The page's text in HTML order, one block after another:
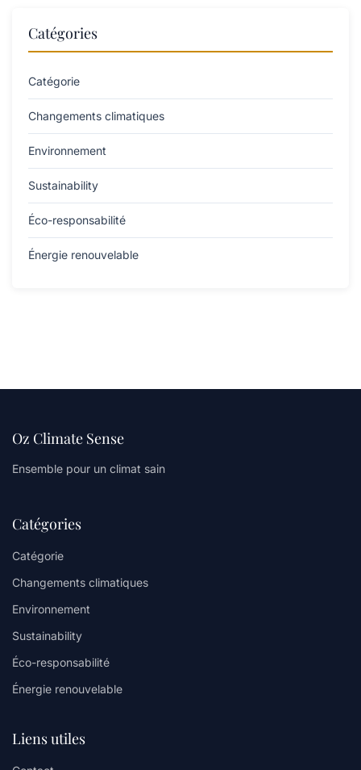
Catégories
Catégorie
Changements climatiques
Environnement
Sustainability
Éco-responsabilité
Énergie renouvelable
Oz Climate Sense
Ensemble pour un climat sain
Catégories
Catégorie
Changements climatiques
Environnement
Sustainability
Éco-responsabilité
Énergie renouvelable
Liens utiles